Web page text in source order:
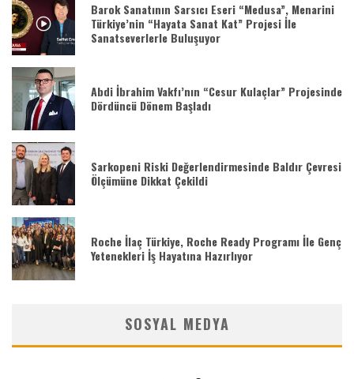
Barok Sanatının Sarsıcı Eseri “Medusa”, Menarini
Türkiye’nin “Hayata Sanat Kat” Projesi İle
Sanatseverlerle Buluşuyor
Abdi İbrahim Vakfı’nın “Cesur Kulaçlar” Projesinde
Dördüncü Dönem Başladı
Sarkopeni Riski Değerlendirmesinde Baldır Çevresi
Ölçümüne Dikkat Çekildi
Roche İlaç Türkiye, Roche Ready Programı İle Genç
Yetenekleri İş Hayatına Hazırlıyor
SOSYAL MEDYA